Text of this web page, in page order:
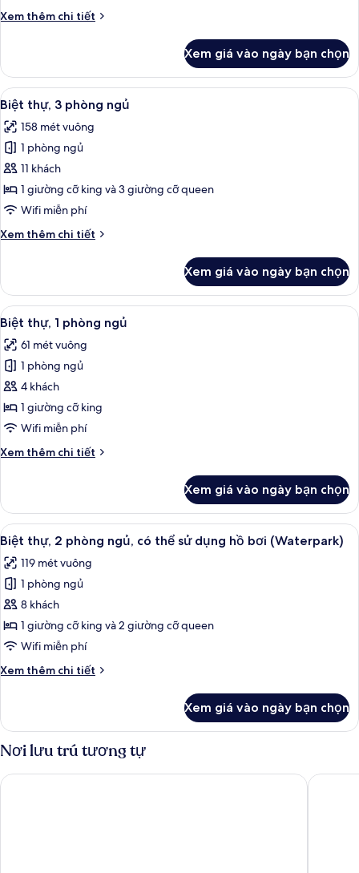
ngủ
Xem thêm chi tiết
Chi
Biệt
thự,
2
phòng
ngủ
Xem giá vào ngày bạn chọn
Xem
tất
cả
ảnh
Biệt
thự,
3
ngủ
Két bảo mật tại phòng, khu vực làm
13
Biệt thự, 3 phòng ngủ
158 mét vuông
1 phòng ngủ
11 khách
1 giường cỡ king và 3 giường cỡ queen
Wifi miễn phí
Xem thêm chi tiết
Chi
Biệt
thự,
3
phòng
ngủ
Xem giá vào ngày bạn chọn
Xem
tất
cả
ảnh
Biệt
thự,
1
ngủ
Két bảo mật tại phòng, khu vực làm
6
Biệt thự, 1 phòng ngủ
61 mét vuông
1 phòng ngủ
4 khách
1 giường cỡ king
Wifi miễn phí
Xem thêm chi tiết
Chi
Biệt
thự,
1
phòng
ngủ
Xem giá vào ngày bạn chọn
Xem
tất
cả
ảnh
Biệt
thự,
2
ngủ,
sử
dụng
hồ
bơi
13
Biệt thự, 2 phòng ngủ, có thể sử dụng hồ bơi (Waterpark)
119 mét vuông
1 phòng ngủ
8 khách
1 giường cỡ king và 2 giường cỡ queen
Wifi miễn phí
Xem thêm chi tiết
Chi
Biệt
2
ngủ,
Xem giá vào ngày bạn chọn
Nơi lưu trú tương tự
Sheraton Vistana Resort Villas, Lake Buena Vista/OrlandoHilton